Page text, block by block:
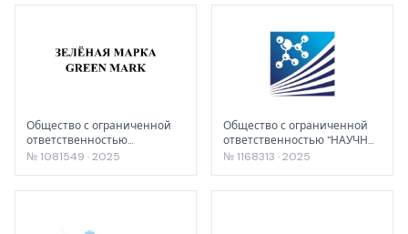
Общество с ограниченной
ответственностью
"Главспирттрест"
№ 1081549 · 2025
Общество с ограниченной
ответственностью "НАУЧНО-
ПРОИЗВОДСТВЕННАЯ
№ 1168313 · 2025